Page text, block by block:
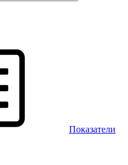
Показатели